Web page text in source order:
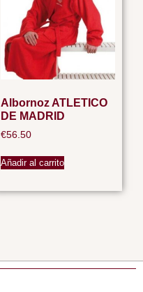
Albornoz ATLETICO
DE MADRID
€56.50
Añadir al carrito